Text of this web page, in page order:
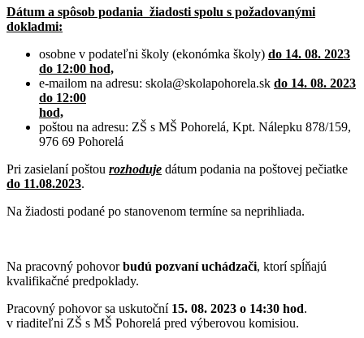
Dátum a spôsob podania žiadosti spolu s požadovanými
dokladmi:
osobne v podateľni školy (ekonómka školy) do 14. 08. 2023
do 12:00 hod,
e-mailom na adresu: skola@skolapohorela.sk do 14. 08. 2023
do 12:00
hod,
poštou na adresu: ZŠ s MŠ Pohorelá, Kpt. Nálepku 878/159,
976 69 Pohorelá
Pri zasielaní poštou rozhoduje dátum podania na poštovej pečiatke
do 11.08.2023.
Na žiadosti podané po stanovenom termíne sa neprihliada.
Na pracovný pohovorbudú pozvaní uchádzači, ktorí spĺňajú
kvalifikačné predpoklady.
Pracovný pohovor sa uskutoční 15. 08. 2023 o 14:30 hod.
v riaditeľni ZŠ s MŠ Pohorelá pred výberovou komisiou.